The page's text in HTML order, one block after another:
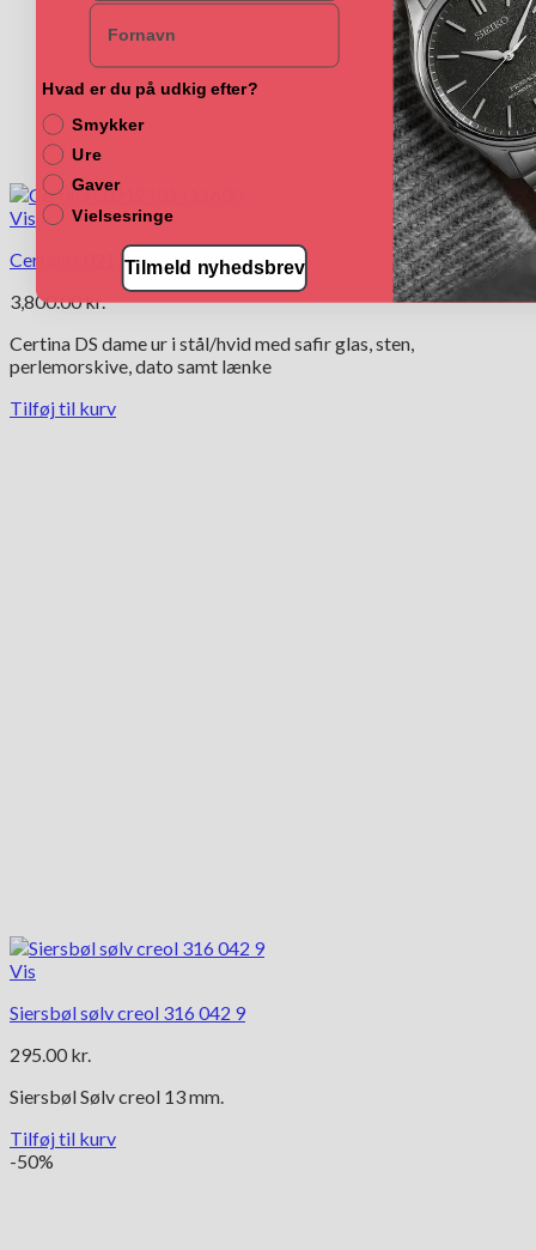
Vis
Certina c0212101111600
3,800.00kr.
Certina DS dame ur i stål/hvid med safir glas, sten,
perlemorskive, dato samt lænke
Tilføj til kurv
Vis
Siersbøl sølv creol 316 042 9
295.00 kr.
Siersbøl Sølv creol 13 mm.
Tilføj til kurv
-50%
Navn
Hvad er du på udkig efter?
Smykker
Ure
Gaver
Vielsesringe
Tilmeld nyhedsbrev